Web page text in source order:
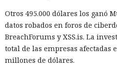
Otros 495.000 dólares los ganó
datos robados en foros de
BreachForums y XSS.is. La
total de las empresas afectadas
millones de dólares.